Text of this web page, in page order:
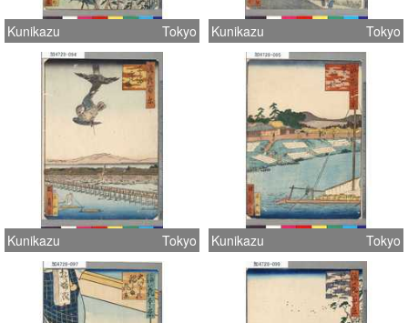
Kunikazu Tokyo Kunikazu Tokyo
Kunikazu Tokyo Kunikazu Tokyo